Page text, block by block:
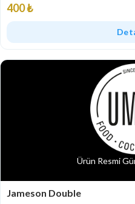
400 ₺
Ürün Resmi
Jameson Double